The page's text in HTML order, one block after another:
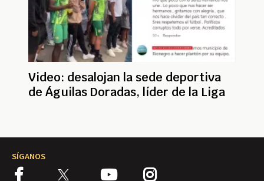
Video: desalojan la sede deportiva
de Águilas Doradas, líder de la Liga
SÍGANOS